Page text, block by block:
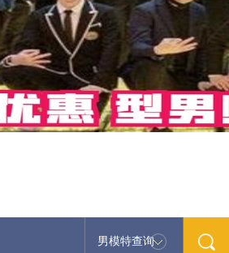
男模特查询 最新男